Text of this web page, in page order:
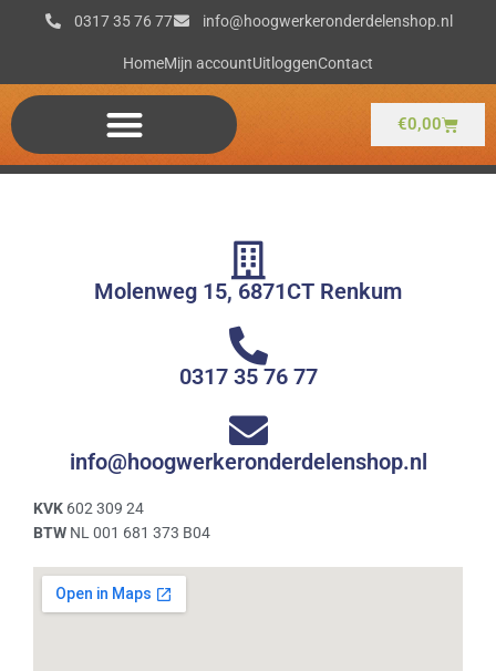
inhoud
0317 35 76 77 info@hoogwerkeronderdelenshop.nl
HomeMijn accountUitloggenContact
€0,00
Molenweg 15, 6871CT Renkum
0317 35 76 77
info@hoogwerkeronderdelenshop.nl
KVK 602 309 24
BTW NL 001 681 373 B04